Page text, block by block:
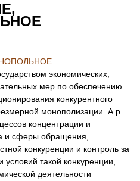
экономических,
мер по обеспечению
конкурентного
монополизации. А.р.
концентрации и
и сферы обращения,
конкуренции и контроль за
такой конкуренции,
деятельности